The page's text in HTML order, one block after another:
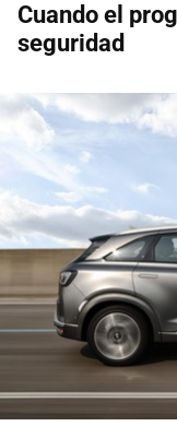
Cuando el
seguridad